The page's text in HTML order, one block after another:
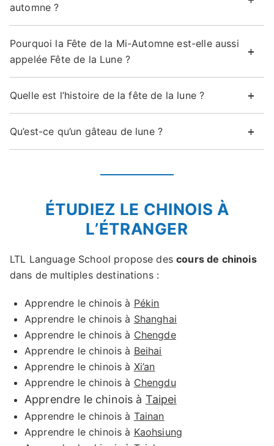
automne ?
Pourquoi la Fête de la Mi-Automne est-elle aussi
appelée Fête de la Lune ?
Quelle est l’histoire de la fête de la lune ?
Qu’est-ce qu’un gâteau de lune ?
ÉTUDIEZ LE CHINOIS À
L’ÉTRANGER
LTL Language School propose descours de chinois
dans de multiples destinations :
Apprendre le chinois à Pékin
Apprendre le chinois à Shanghai
Apprendre le chinois à Chengde
Apprendre le chinois à Beihai
Apprendre le chinois à Xi’an
Apprendre le chinois à Chengdu
Apprendre le chinois à Taipei
Apprendre le chinois à Tainan
Apprendre le chinois à Kaohsiung